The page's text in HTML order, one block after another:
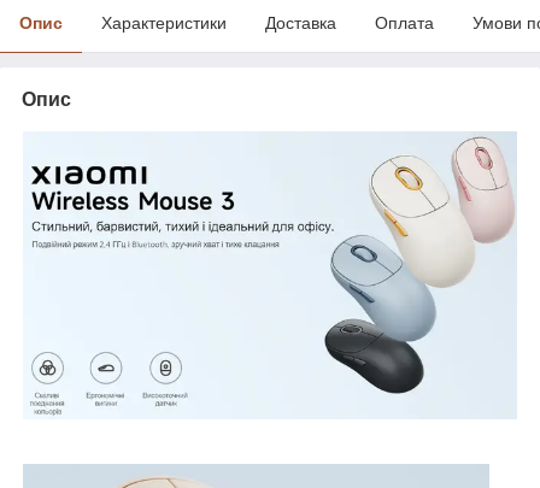
Опис Характеристики Доставка Оплата Умови
Опис